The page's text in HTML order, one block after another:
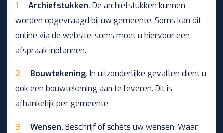
Archiefstukken. De archiefstukken kunnen
worden opgevraagd bij uw gemeente. Soms kan dit
online via de website, soms moet u hiervoor een
afspraak inplannen.
Bouwtekening. In uitzonderlijke gevallen dient u
ook een bouwtekening aan te leveren. Dit is
afhankelijk per gemeente.
Wensen. Beschrijf of schets uw wensen. Waar